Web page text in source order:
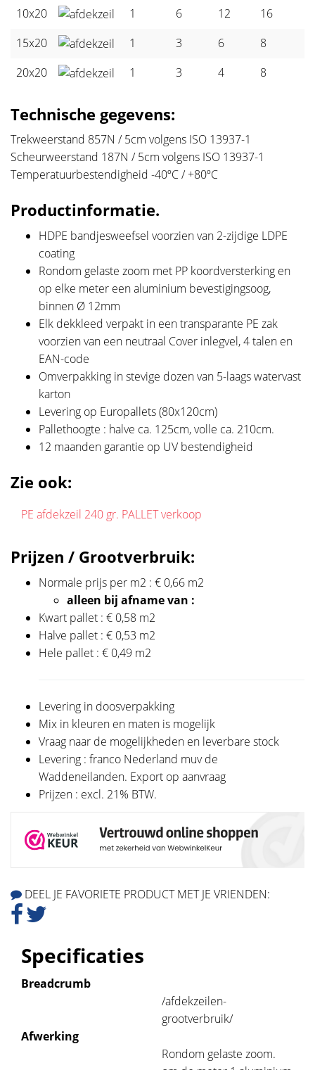
10x20 1 6 12
16
15x20
1 3 6
8
20x20
1 3 4 8
Technische gegevens:
Trekweerstand 857N / 5cm volgens ISO 13937-1
Scheurweerstand 187N / 5cm volgens ISO 13937-1
Temperatuurbestendigheid -40ºC / +80ºC
Productinformatie.
HDPE bandjesweefsel voorzien van 2-zijdige LDPE
coating
Rondom gelaste zoom met PP koordversterking en
op elke meter een aluminium bevestigingsoog,
binnen Ø 12mm
Elk dekkleed verpakt in een transparante PE zak
voorzien van een neutraal Cover inlegvel, 4 talen en
EAN-code
Omverpakking in stevige dozen van 5-laags watervast
karton
Levering op Europallets (80x120cm)
Pallethoogte : halve ca. 125cm, volle ca. 210cm.
12 maanden garantie op UV bestendigheid
Zie ook:
PE afdekzeil 240 gr. PALLET verkoop
Prijzen / Grootverbruik:
Normale prijs per m2 : € 0,66 m2
alleen bij afname van :
Kwart pallet : € 0,58 m2
Halve pallet : € 0,53 m2
Hele pallet : € 0,49 m2
Levering in doosverpakking
Mix in kleuren en maten is mogelijk
Vraag naar de mogelijkheden en leverbare stock
Levering : franco Nederland muv de
Waddeneilanden. Export op aanvraag
Prijzen : excl. 21% BTW.
DEEL JE FAVORIETE PRODUCT MET JE VRIENDEN:
Specificaties
Breadcrumb
/afdekzeilen-
grootverbruik/
Afwerking
Rondom gelaste zoom.